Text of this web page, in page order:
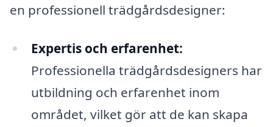
en professionell trädgårdsdesigner:
Expertis och erfarenhet:
Professionella trädgårdsdesigners har
utbildning och erfarenhet inom
området, vilket gör att de kan skapa